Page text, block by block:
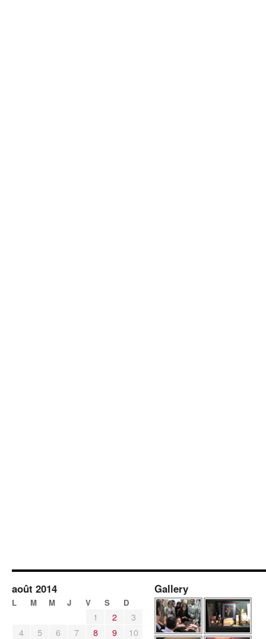
août 2014
L M M J V S D
1 2
3
4
5 6 7 8 9
10
Gallery